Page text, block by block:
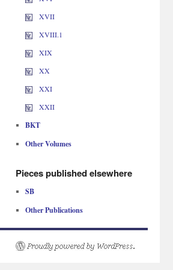
XVII
XVIII.1
XIX
XX
XXI
XXII
BKT
Other Volumes
Pieces published elsewhere
SB
Other Publications